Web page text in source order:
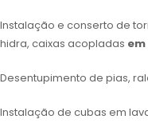
Instalação e conserto de
hidra, caixas acopladas
Desentupimento de pias,
Instalação de cubas em